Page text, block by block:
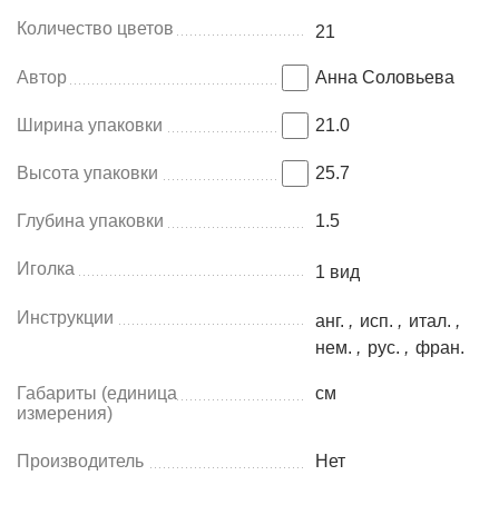
Количество цветов 21
Автор Анна Соловьева
Ширина упаковки 21.0
Высота упаковки 25.7
Глубина упаковки 1.5
Иголка 1 вид
Инструкции анг. , исп. , итал. ,
нем. , рус. , фран.
Габариты (единица
измерения)
см
Производитель Нет